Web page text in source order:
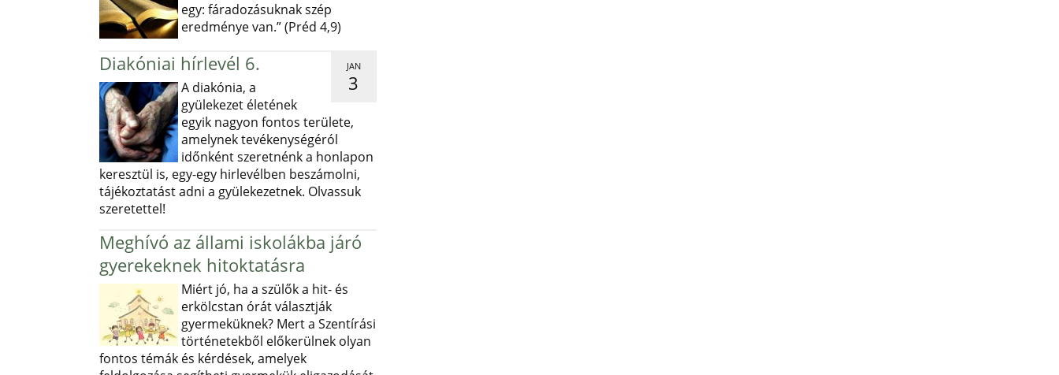
egy: fáradozásuknak szép
eredménye van.” (Préd 4,9)
JAN
3
Diakóniai hírlevél 6.
A diakónia, a
gyülekezet életének
egyik nagyon fontos területe,
amelynek tevékenységéról
időnként szeretnénk a honlapon
keresztül is, egy-egy hirlevélben beszámolni,
tájékoztatást adni a gyülekezetnek. Olvassuk
szeretettel!
Meghívó az állami iskolákba járó
gyerekeknek hitoktatásra
Miért jó, ha a szülők a hit- és
erkölcstan órát választják
gyermeküknek? Mert a Szentírási
történetekből előkerülnek olyan
fontos témák és kérdések, amelyek